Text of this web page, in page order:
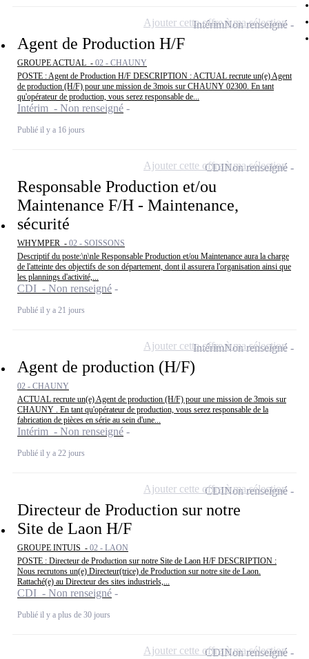
Agent de Production H/F
GROUPE ACTUAL - 02 - CHAUNY
POSTE : Agent de Production H/F DESCRIPTION : ACTUAL recrute un(e) Agent
de production (H/F) pour une mission de 3mois sur CHAUNY 02300. En tant
qu'opérateur de production, vous serez responsable de...
Intérim - Non renseigné
Publié il y a 16 jours
IntérimNon renseigné
Ajouter cette offre à ma sélection
Responsable Production et/ou
Maintenance F/H - Maintenance,
sécurité
WHYMPER - 02 - SOISSONS
Descriptif du poste:\n\nle Responsable Production et/ou Maintenance aura la charge
de l'atteinte des objectifs de son département, dont il assurera l'organisation ainsi que
les plannings d'activité,...
CDI - Non renseigné
Publié il y a 21 jours
CDINon renseigné
Ajouter cette offre à ma sélection
Agent de production (H/F)
02 - CHAUNY
ACTUAL recrute un(e) Agent de production (H/F) pour une mission de 3mois sur
CHAUNY . En tant qu'opérateur de production, vous serez responsable de la
fabrication de pièces en série au sein d'une...
Intérim - Non renseigné
Publié il y a 22 jours
IntérimNon renseigné
Ajouter cette offre à ma sélection
Directeur de Production sur notre
Site de Laon H/F
GROUPE INTUIS - 02 - LAON
POSTE : Directeur de Production sur notre Site de Laon H/F DESCRIPTION :
Nous recrutons un(e) Directeur(trice) de Production sur notre site de Laon.
Rattaché(e) au Directeur des sites industriels,...
CDI - Non renseigné
Publié il y a plus de 30 jours
CDINon renseigné
Ajouter cette offre à ma sélection
CDINon renseigné
Ajouter cette offre à ma sélection